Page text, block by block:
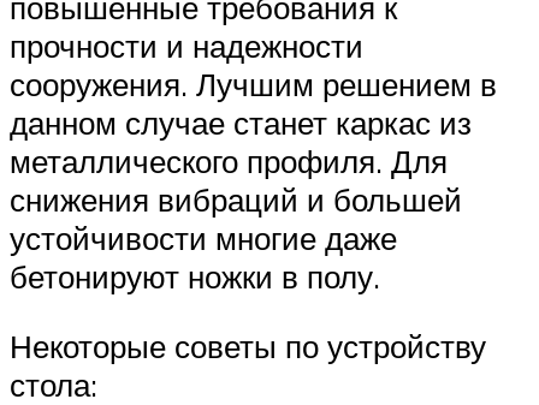
прочности и надежности
сооружения. Лучшим решением в
данном случае станет каркас из
металлического профиля. Для
снижения вибраций и большей
устойчивости многие даже
бетонируют ножки в полу.
Некоторые советы по устройству
стола: